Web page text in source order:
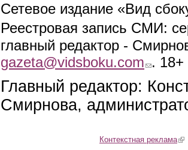
Сетевое издание «Вид
Реестровая запись СМИ:
главный редактор -
gazeta@vidsboku.com (link sends e-
. 18+
Главный редактор:
Смирнова,
Контекстная реклама